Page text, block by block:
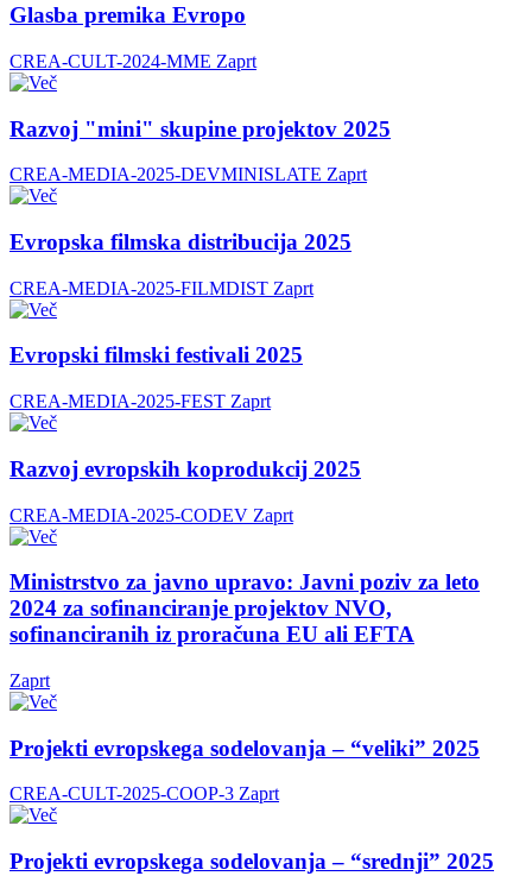
Glasba premika Evropo
CREA-CULT-2024-MME Zaprt
Razvoj "mini" skupine projektov 2025
CREA-MEDIA-2025-DEVMINISLATE Zaprt
Evropska filmska distribucija 2025
CREA-MEDIA-2025-FILMDIST Zaprt
Evropski filmski festivali 2025
CREA-MEDIA-2025-FEST Zaprt
Razvoj evropskih koprodukcij 2025
CREA-MEDIA-2025-CODEV Zaprt
Ministrstvo za javno upravo: Javni poziv za leto
2024 za sofinanciranje projektov NVO,
sofinanciranih iz proračuna EU ali EFTA
Zaprt
Projekti evropskega sodelovanja – “veliki” 2025
CREA-CULT-2025-COOP-3 Zaprt
Projekti evropskega sodelovanja – “srednji” 2025